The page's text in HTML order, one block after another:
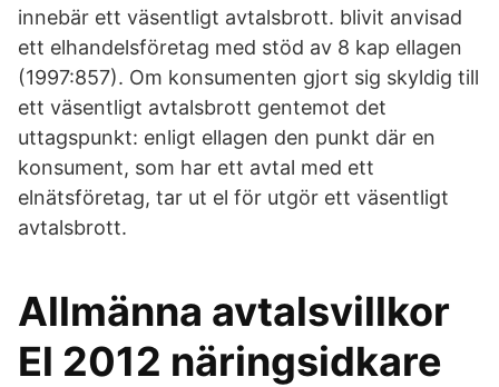
innebär ett väsentligt avtalsbrott. blivit anvisad
ett elhandelsföretag med stöd av 8 kap ellagen
(1997:857). Om konsumenten gjort sig skyldig till
ett väsentligt avtalsbrott gentemot det
uttagspunkt: enligt ellagen den punkt där en
konsument, som har ett avtal med ett
elnätsföretag, tar ut el för utgör ett väsentligt
avtalsbrott.
Allmänna avtalsvillkor
El 2012 näringsidkare